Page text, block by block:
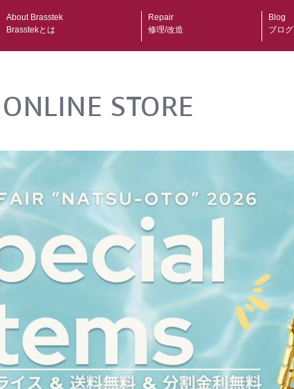
About Brasstek
Brasstekとは
Repair
修理/改造
Blog
ブログ
ONLINE STORE